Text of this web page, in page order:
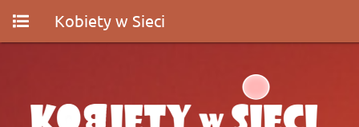
Kobiety w Sieci